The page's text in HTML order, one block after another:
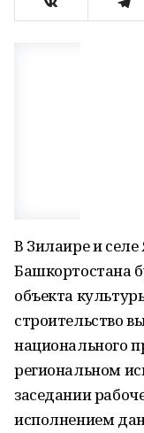
В Зилаире и
Башкортостана
объекта
строительство
национального
региональном
заседании
исполнением